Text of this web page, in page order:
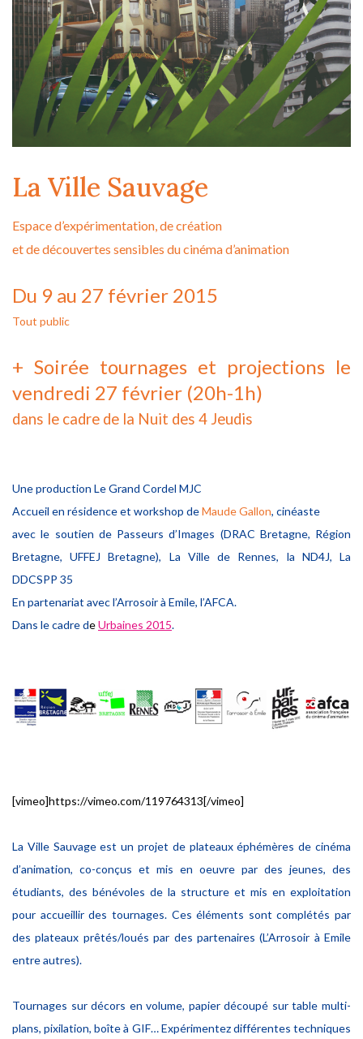
La Ville Sauvage
Espace d’expérimentation, de création
et de découvertes sensibles du cinéma d’animation
Du 9 au 27 février 2015
Tout public
+ Soirée tournages et projections le
vendredi 27 février (20h-1h)
dans le cadre de la Nuit des 4 Jeudis
Une production Le Grand Cordel MJC
Accueil en résidence et workshop deMaude Gallon, cinéaste
avec le soutien de Passeurs d’Images (DRAC Bretagne, Région
Bretagne, UFFEJ Bretagne), La Ville de Rennes, la ND4J, La
DDCSPP 35
En partenariat avec l’Arrosoir à Emile, l’AFCA.
Dans le cadre deUrbaines 2015.
[vimeo]https://vimeo.com/119764313[/vimeo]
La Ville Sauvage est un projet de plateaux éphémères de cinéma
d’animation, co-conçus et mis en oeuvre par des jeunes, des
étudiants, des bénévoles de la structure et mis en exploitation
pour accueillir des tournages. Ces éléments sont complétés par
des plateaux prêtés/loués par des partenaires (L’Arrosoir à Emile
entre autres).
Tournages sur décors en volume, papier découpé sur table multi-
plans, pixilation, boîte à GIF… Expérimentez différentes techniques